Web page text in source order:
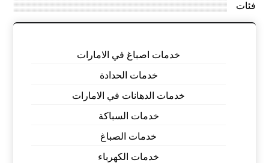
فئات
خدمات اصباغ في الامارات
خدمات الحدادة
خدمات الدهانات في الامارات
خدمات السباكة
خدمات الصباغ
خدمات الكهرباء